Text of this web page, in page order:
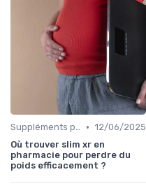
Suppléments pour la perte de poids • 12/06/2025
Où trouver slim xr en
pharmacie pour perdre du
poids efficacement ?